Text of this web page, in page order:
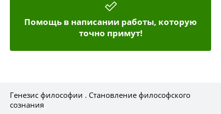
Помощь в написании работы, которую
точно примут!
Генезис философии . Становление философского
сознания